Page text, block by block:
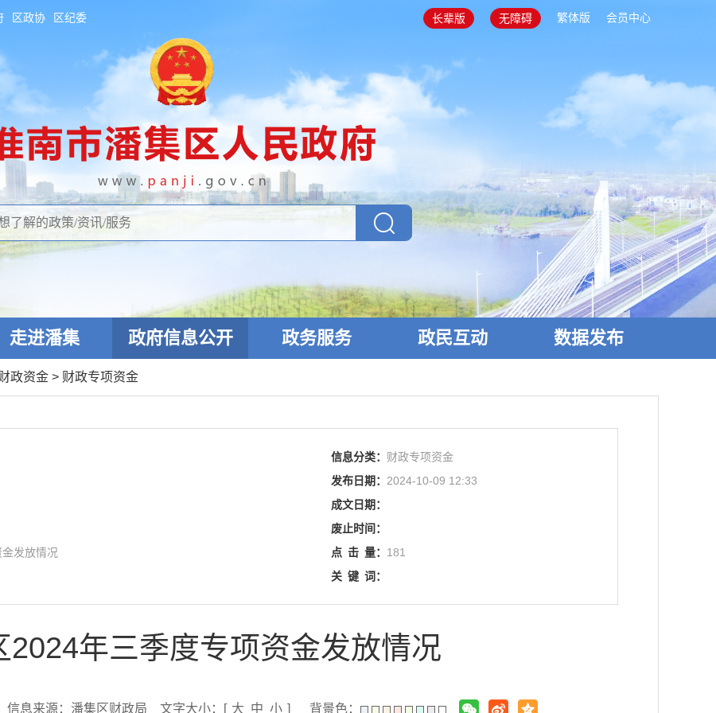
区政协 区纪委 长辈版 无障碍 繁体版 会员中心
走进潘集 政府信息公开 政务服务 政民互动 数据发布
政资金 > 财政专项资金
信息分类： 财政专项资金
发布日期： 2024-10-09 12:33
成文日期：
废止时间：
发放情况 点 击 量： 181
关 键 词：
2024年三季度专项资金发放情况
信息来源：潘集区财政局 文字大小：[ 大 中 小 ] 背景色：